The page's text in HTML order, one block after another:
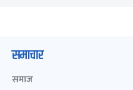
समाचार
समाज